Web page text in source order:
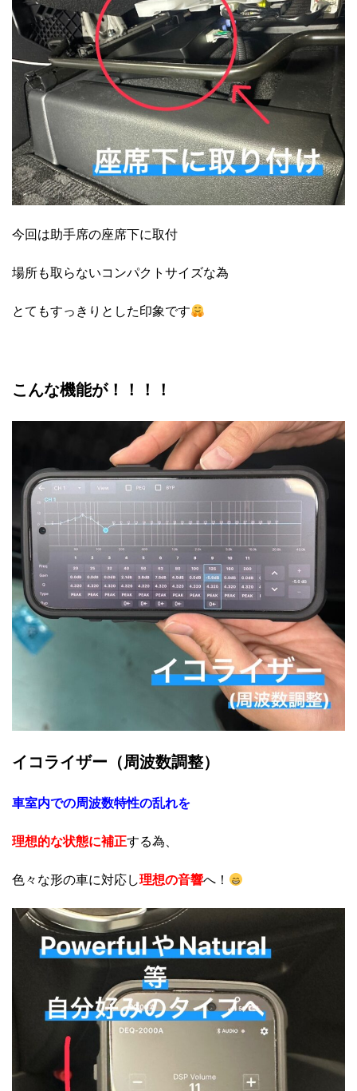
今回は助手席の座席下に取付
場所も取らないコンパクトサイズな為
とてもすっきりとした印象です
こんな機能が！！！！
イコライザー（周波数調整）
車室内での周波数特性の乱れを
理想的な状態に補正する為、
色々な形の車に対応し理想の音響へ！